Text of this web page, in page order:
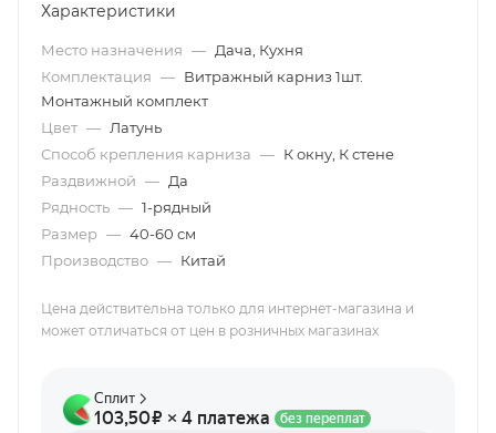
Характеристики
Место назначения — Дача, Кухня
Комплектация — Витражный карниз 1шт.
Монтажный комплект
Цвет — Латунь
Способ крепления карниза — К окну, К стене
Раздвижной — Да
Рядность — 1-рядный
Размер — 40-60 см
Производство — Китай
Цена действительна только для интернет-магазина и
может отличаться от цен в розничных магазинах